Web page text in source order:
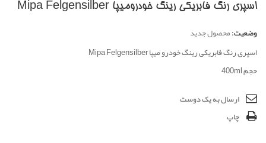
اسپری رنگ فابریکی رینگ خودرومیپا Mipa Felgensilber
وضعیت:محصول جدید
اسپری رنگ فابریکی رینگ خودرو میپا Mipa Felgensilber
حجم 400ml
ارسال به یک دوست
چاپ